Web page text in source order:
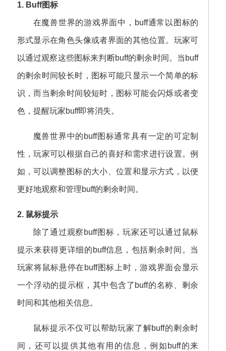
1. Buff图标
在魔兽世界的游戏界面中，buff通常以图标的
形式显示在角色头像或者界面的其他位置。玩家可
以通过观察这些图标来判断buff的剩余时间。当buff
的剩余时间较长时，图标可能只显示一个简单的标
识，而当剩余时间较短时，图标可能会闪烁或者变
色，提醒玩家buff即将消失。
魔兽世界中的buff图标通常具有一定的可定制
性，玩家可以根据自己的喜好和需求进行设置。例
如，可以调整图标的大小、位置和显示方式，以便
更好地观察和管理buff的剩余时间。
2. 鼠标提示
除了通过观察buff图标，玩家还可以通过鼠标
提示来获得更详细的buff信息，包括剩余时间。当
玩家将鼠标悬停在buff图标上时，游戏界面会显示
一个浮动的提示框，其中包含了buff的名称、剩余
时间和其他相关信息。
鼠标提示不仅可以帮助玩家了解buff的剩余时
间，还可以提供其他有用的信息，例如buff的来